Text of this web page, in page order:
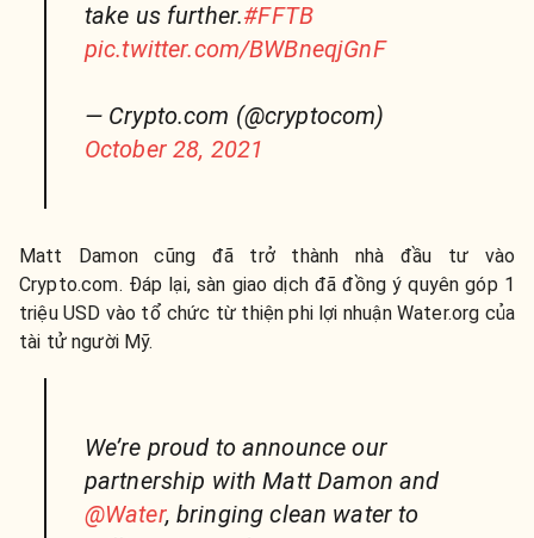
take us further.#FFTB
pic.twitter.com/BWBneqjGnF
— Crypto.com (@cryptocom)
October 28, 2021
Matt Damon cũng đã trở thành nhà đầu tư vào
Crypto.com. Đáp lại, sàn giao dịch đã đồng ý quyên góp 1
triệu USD vào tổ chức từ thiện phi lợi nhuận Water.org của
tài tử người Mỹ.
We’re proud to announce our
partnership with Matt Damon and
@Water, bringing clean water to